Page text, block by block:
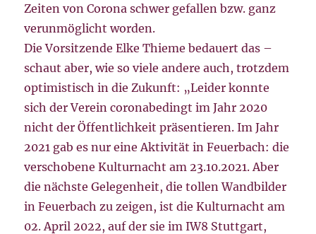
Zeiten von Corona schwer gefallen bzw. ganz
verunmöglicht worden.
Die Vorsitzende Elke Thieme bedauert das –
schaut aber, wie so viele andere auch, trotzdem
optimistisch in die Zukunft: „Leider konnte
sich der Verein coronabedingt im Jahr 2020
nicht der Öffentlichkeit präsentieren. Im Jahr
2021 gab es nur eine Aktivität in Feuerbach: die
verschobene Kulturnacht am 23.10.2021. Aber
die nächste Gelegenheit, die tollen Wandbilder
in Feuerbach zu zeigen, ist die Kulturnacht am
02. April 2022, auf der sie im IW8 Stuttgart,